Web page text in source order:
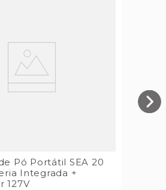
Pó Portátil SEA 20
Integrada +
127V